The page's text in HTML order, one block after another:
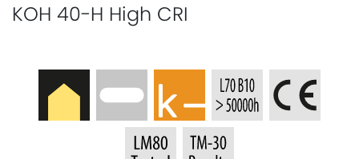
KOH 40-H High CRI